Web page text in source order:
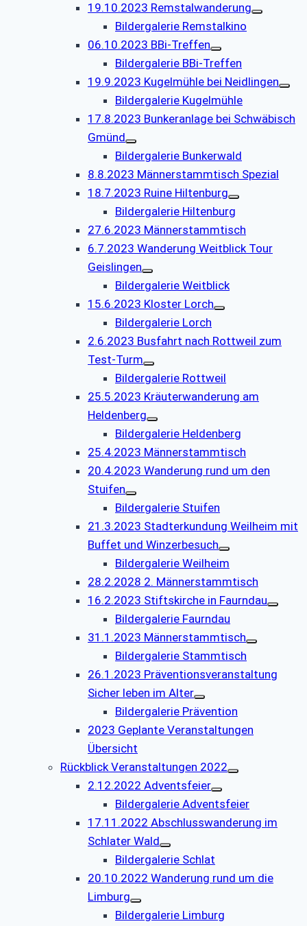
19.10.2023 Remstalwanderung
Bildergalerie Remstalkino
06.10.2023 BBi-Treffen
Bildergalerie BBi-Treffen
19.9.2023 Kugelmühle bei Neidlingen
Bildergalerie Kugelmühle
17.8.2023 Bunkeranlage bei Schwäbisch
Gmünd
Bildergalerie Bunkerwald
8.8.2023 Männerstammtisch Spezial
18.7.2023 Ruine Hiltenburg
Bildergalerie Hiltenburg
27.6.2023 Männerstammtisch
6.7.2023 Wanderung Weitblick Tour
Geislingen
Bildergalerie Weitblick
15.6.2023 Kloster Lorch
Bildergalerie Lorch
2.6.2023 Busfahrt nach Rottweil zum
Test-Turm
Bildergalerie Rottweil
25.5.2023 Kräuterwanderung am
Heldenberg
Bildergalerie Heldenberg
25.4.2023 Männerstammtisch
20.4.2023 Wanderung rund um den
Stuifen
Bildergalerie Stuifen
21.3.2023 Stadterkundung Weilheim mit
Buffet und Winzerbesuch
Bildergalerie Weilheim
28.2.2028 2. Männerstammtisch
16.2.2023 Stiftskirche in Faurndau
Bildergalerie Faurndau
31.1.2023 Männerstammtisch
Bildergalerie Stammtisch
26.1.2023 Präventionsveranstaltung
Sicher leben im Alter
Bildergalerie Prävention
2023 Geplante Veranstaltungen
Übersicht
Rückblick Veranstaltungen 2022
2.12.2022 Adventsfeier
Bildergalerie Adventsfeier
17.11.2022 Abschlusswanderung im
Schlater Wald
Bildergalerie Schlat
20.10.2022 Wanderung rund um die
Limburg
Bildergalerie Limburg